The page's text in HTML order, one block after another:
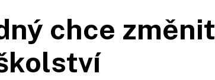
chce změnit